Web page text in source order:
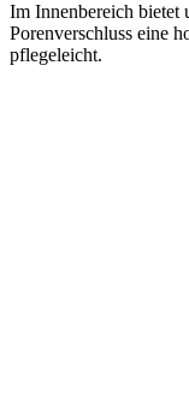
Im Innenbereich bietet
Porenverschluss eine
pflegeleicht.